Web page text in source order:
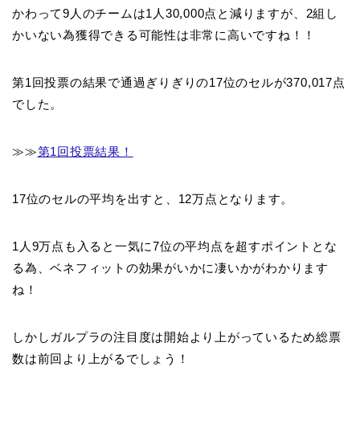
かわって9人のチームは1人30,000点と減りますが、2組し
かいない為獲得できる可能性は非常に高いですね！！
第1回投票の結果で通過ぎりぎりの17位のセルが370,017点
でした。
≫≫第1回投票結果！
17位のセルの平均を出すと、12万点となります。
1人9万点も入ると一気に7位の平均点を超すポイントとな
る為、ベネフィットの効果がいかに凄いかがわかります
ね！
しかしガルプラの注目度は開始より上がっているため総票
数は前回より上がるでしょう！